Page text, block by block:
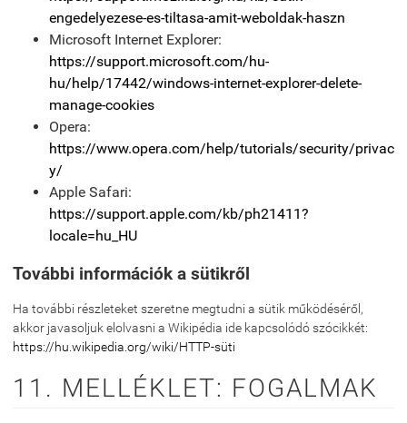
engedelyezese-es-tiltasa-amit-weboldak-haszn
Microsoft Internet Explorer:
https://support.microsoft.com/hu-
hu/help/17442/windows-internet-explorer-delete-
manage-cookies
Opera:
https://www.opera.com/help/tutorials/security/privac
y/
Apple Safari:
https://support.apple.com/kb/ph21411?
locale=hu_HU
További információk a sütikről
Ha további részleteket szeretne megtudni a sütik működéséről,
akkor javasoljuk elolvasni a Wikipédia ide kapcsolódó szócikkét:
https://hu.wikipedia.org/wiki/HTTP-süti
11. MELLÉKLET: FOGALMAK